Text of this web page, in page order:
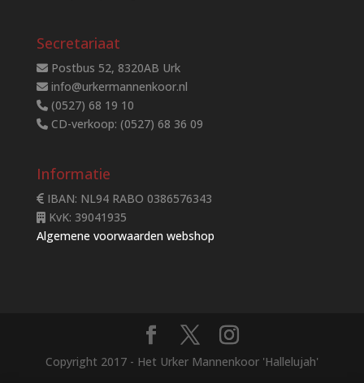
Secretariaat
Postbus 52, 8320AB Urk
info@urkermannenkoor.nl
(0527) 68 19 10
CD-verkoop: (0527) 68 36 09
Informatie
IBAN: NL94 RABO 0386576343
KvK: 39041935
Algemene voorwaarden webshop
Copyright 2017 - Het Urker Mannenkoor 'Hallelujah'